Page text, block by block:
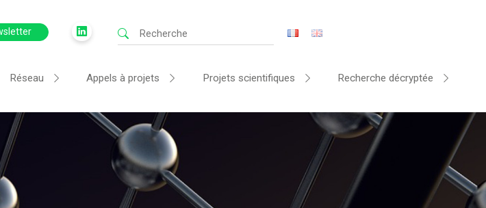
Réseau Appels à projets Projets scientifiques Recherche décryptée